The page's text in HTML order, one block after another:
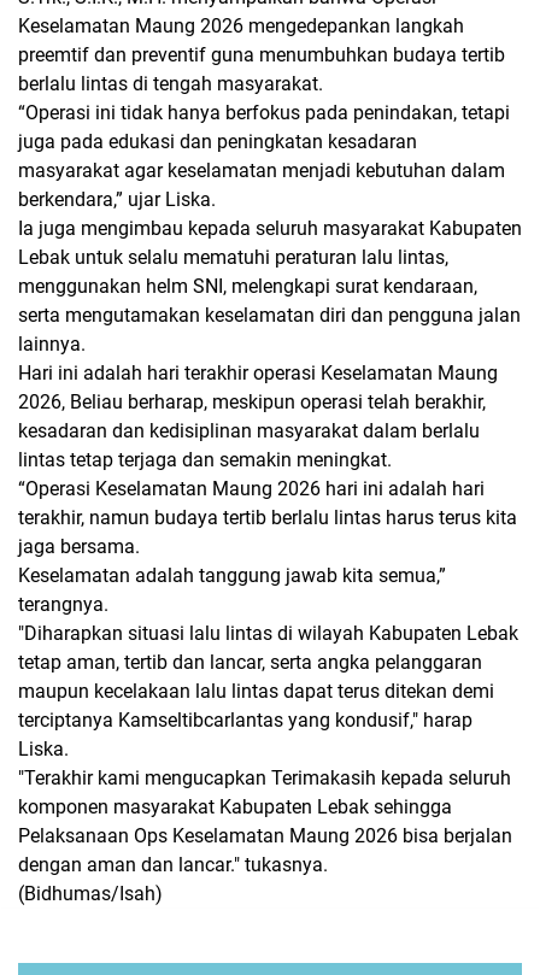
Keselamatan Maung 2026 mengedepankan langkah
preemtif dan preventif guna menumbuhkan budaya tertib
berlalu lintas di tengah masyarakat.
“Operasi ini tidak hanya berfokus pada penindakan, tetapi
juga pada edukasi dan peningkatan kesadaran
masyarakat agar keselamatan menjadi kebutuhan dalam
berkendara,” ujar Liska.
Ia juga mengimbau kepada seluruh masyarakat Kabupaten
Lebak untuk selalu mematuhi peraturan lalu lintas,
menggunakan helm SNI, melengkapi surat kendaraan,
serta mengutamakan keselamatan diri dan pengguna jalan
lainnya.
Hari ini adalah hari terakhir operasi Keselamatan Maung
2026, Beliau berharap, meskipun operasi telah berakhir,
kesadaran dan kedisiplinan masyarakat dalam berlalu
lintas tetap terjaga dan semakin meningkat.
“Operasi Keselamatan Maung 2026 hari ini adalah hari
terakhir, namun budaya tertib berlalu lintas harus terus kita
jaga bersama.
Keselamatan adalah tanggung jawab kita semua,”
terangnya.
"Diharapkan situasi lalu lintas di wilayah Kabupaten Lebak
tetap aman, tertib dan lancar, serta angka pelanggaran
maupun kecelakaan lalu lintas dapat terus ditekan demi
terciptanya Kamseltibcarlantas yang kondusif," harap
Liska.
"Terakhir kami mengucapkan Terimakasih kepada seluruh
komponen masyarakat Kabupaten Lebak sehingga
Pelaksanaan Ops Keselamatan Maung 2026 bisa berjalan
dengan aman dan lancar." tukasnya.
(Bidhumas/Isah)